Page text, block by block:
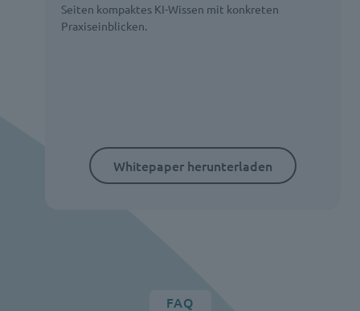
Seiten kompaktes KI-Wissen mit konkreten
Praxiseinblicken.
Whitepaper herunterladen
FAQ